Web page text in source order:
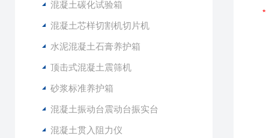
混凝土碳化试验箱
混凝土芯样切割机切片机
水泥混凝土石膏养护箱
顶击式混凝土震筛机
砂浆标准养护箱
混凝土振动台震动台振实台
混凝土贯入阻力仪